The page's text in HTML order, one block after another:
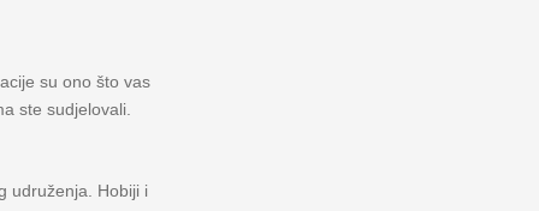
su ono što vas
ste sudjelovali.
udruženja. Hobiji i